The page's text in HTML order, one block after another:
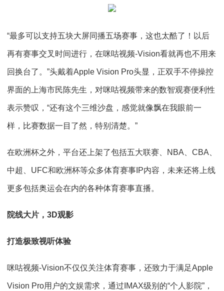
“最多可以支持五块大屏同播五场赛事，这也太酷了！以后
再有赛事交叉时间进行，在咪咕视频-Vision看就再也不用来
回换台了。”头戴着Apple Vision Pro头显，正双手不停操控
界面的上海市民陈先生，对咪咕视频带来的数智观赛便利性
表示赞叹，“还有这个三维沙盘，感觉就像飘在我眼前一
样，比赛数据一目了然，特别清楚。”
在欧洲杯之外，平台还上架了包括五大联赛、NBA、CBA、
中超、UFC和欧洲杯等众多体育赛事IP内容，未来还将上线
更多包括奥运会在内的各种体育赛事直播。
院线大片，3D观影
打造极致视听体验
咪咕视频-Vision不仅仅关注体育赛事，还致力于满足Apple
Vision Pro用户的文娱需求，通过IMAX级别的“个人影院”，